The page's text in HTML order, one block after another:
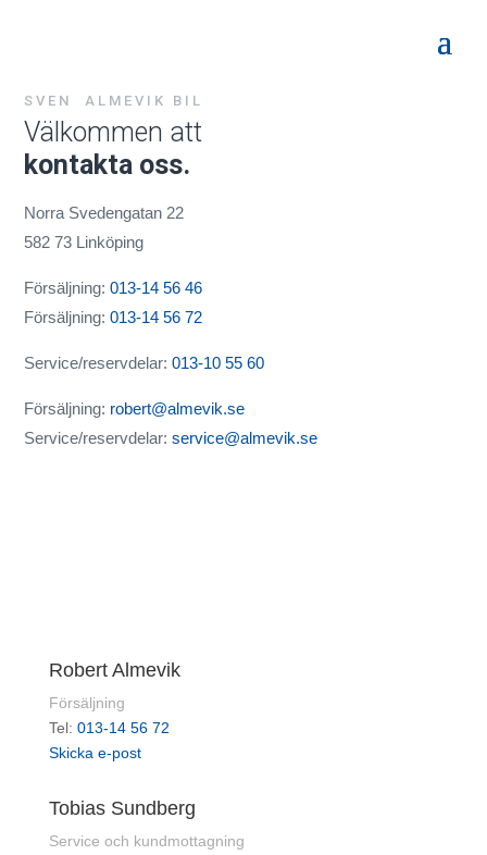
SVEN ALMEVIK BIL
Välkommen att
kontakta oss.
Norra Svedengatan 22
582 73 Linköping
Försäljning:013-14 56 46
Försäljning:013-14 56 72
Service/reservdelar:013-10 55 60
Försäljning: robert@almevik.se
Service/reservdelar:service@almevik.se
Robert Almevik
Försäljning
Tel: 013-14 56 72
Skicka e-post
Tobias Sundberg
Service och kundmottagning